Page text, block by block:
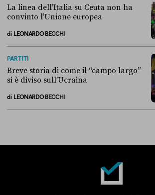
La linea dell’Italia su Ceuta non ha
convinto l’Unione europea
di LEONARDO BECCHI
PARTITI
Breve storia di come il “campo largo”
si è diviso sull’Ucraina
di LEONARDO BECCHI